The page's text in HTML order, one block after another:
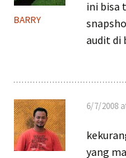
BARRY
ini bisa
audit di
6/7/2008
yang